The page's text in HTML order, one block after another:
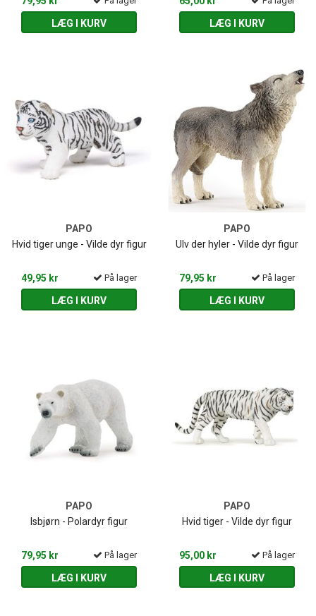
LÆG I KURV LÆG I KURV
PAPO
Hvid tiger unge - Vilde dyr figur
49,95 kr På lager
LÆG I KURV
PAPO
Ulv der hyler - Vilde dyr figur
79,95 kr På lager
LÆG I KURV
PAPO
Isbjørn - Polardyr figur
79,95 kr På lager
LÆG I KURV
PAPO
Hvid tiger - Vilde dyr figur
95,00 kr På lager
LÆG I KURV